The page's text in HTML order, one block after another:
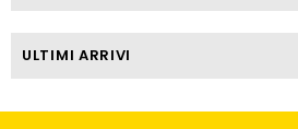
ULTIMI ARRIVI